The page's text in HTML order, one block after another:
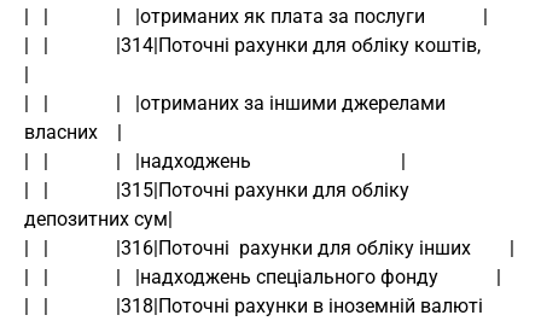
|   |              |   |отриманих як плата за послуги            |
|   |              |314|Поточні рахунки для обліку коштів,
|
|   |              |   |отриманих за іншими джерелами
власних    |
|   |              |   |надходжень                               |
|   |              |315|Поточні рахунки для обліку
депозитних сум|
|   |              |316|Поточні  рахунки для обліку інших        |
|   |              |   |надходжень спеціального фонду            |
|   |              |318|Поточні рахунки в іноземній валюті